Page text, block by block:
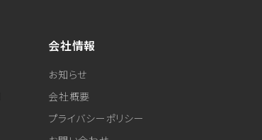
会社情報
お知らせ
会社概要
プライバシーポリシー